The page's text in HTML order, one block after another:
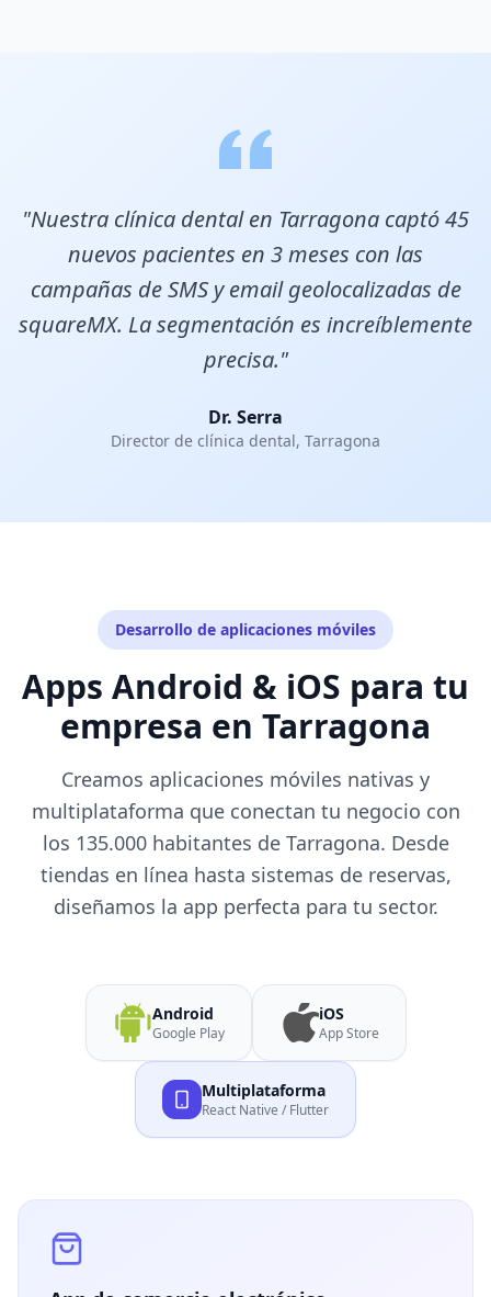
"Nuestra clínica dental en Tarragona captó 45
nuevos pacientes en 3 meses con las
campañas de SMS y email geolocalizadas de
squareMX. La segmentación es increíblemente
precisa."
Dr. Serra
Director de clínica dental, Tarragona
Desarrollo de aplicaciones móviles
Apps Android & iOS para tu
empresa en Tarragona
Creamos aplicaciones móviles nativas y
multiplataforma que conectan tu negocio con
los 135.000 habitantes de Tarragona. Desde
tiendas en línea hasta sistemas de reservas,
diseñamos la app perfecta para tu sector.
Android
Google Play
iOS
App Store
Multiplataforma
React Native / Flutter